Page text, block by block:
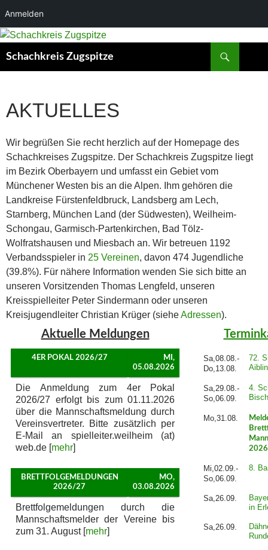
Anmelden
Schachkreis Zugspitze
AKTUELLES
Wir begrüßen Sie recht herzlich auf der Homepage des
Schachkreises Zugspitze. Der Schachkreis Zugspitze liegt
im Bezirk Oberbayern und umfasst ein Gebiet vom
Münchener Westen bis an die Alpen. Ihm gehören die
Landkreise Fürstenfeldbruck, Landsberg am Lech,
Starnberg, München Land (der Südwesten), Weilheim-
Schongau, Garmisch-Partenkirchen, Bad Tölz-
Wolfratshausen und Miesbach an. Wir betreuen 1192
Verbandsspieler in 25 Vereinen, davon 474 Jugendliche
(39.8%). Für nähere Information wenden Sie sich bitte an
unseren Vorsitzenden Thomas Lengfeld, unseren
Kreisspielleiter Peter Sindermann oder unseren
Kreisjugendleiter Christian Krüger (sieheAdressen).
Aktuelle Meldungen
4ER POKAL 2026/27
MI,
05.08.2026
Die Anmeldung zum 4er Pokal
2026/27 erfolgt bis zum 01.11.2026
über die Mannschaftsmeldung durch
Vereinsvertreter. Bitte zusätzlich per
E-Mail an spielleiter.weilheim (at)
web.de [mehr]
BRETTFOLGEMELDUNGEN
2026/27
MO,
03.08.2026
Brettfolgemeldungen durch die
Mannschaftsmelder der Vereine bis
zum 31. August [mehr]
Sa,08.08.-
Do,13.08.
72.
Sa,29.08.-
So,06.09.
4.
Mo,31.08.
Mi,02.09.-
So,06.09.
8.
Sa,26.09.
in
Sa,26.09.